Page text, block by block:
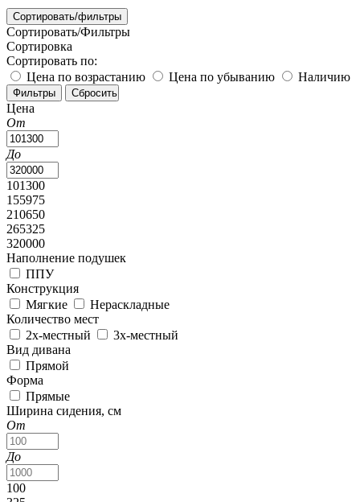
Сортировать/фильтры
Сортировать/Фильтры
Сортировка
Сортировать по:
Цена по возрастанию
Цена по убыванию Наличию
Цена
От
До
101300
155975
210650
265325
320000
Наполнение подушек
ППУ
Конструкция
Мягкие
Нераскладные
Количество мест
2х-местный
3х-местный
Вид дивана
Прямой
Форма
Прямые
Ширина сидения, см
От
До
100